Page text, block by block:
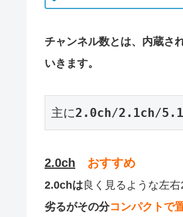
チャンネル数とは、内蔵さ
いきます。
主に2.0ch/2.1ch/
2.0ch おすすめ
2.0chは良く見るような左
劣るがその分コンパクトで